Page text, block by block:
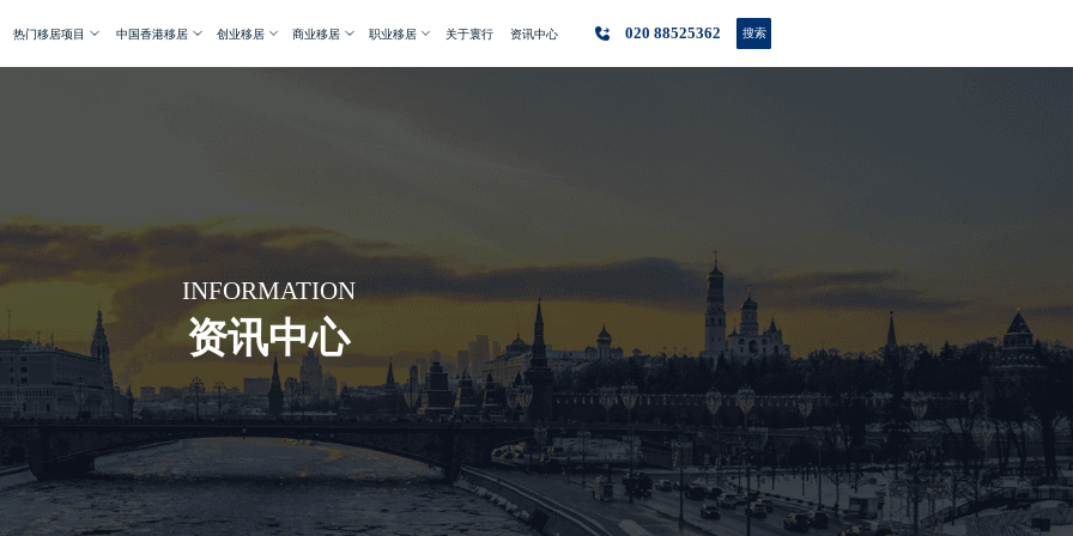
热门移居项目 中国香港移居 创业移居 商业移居 职业移居 关于寰行 资讯中心 020 88525362 搜索
INFORMATION
资讯中心